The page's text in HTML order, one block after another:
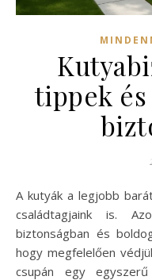
tippek
A kutyák a legjobb barátaink, és nemcsak társaink, hanem
családtagjaink is.
biztonságban és
hogy megfelelően
csupán egy